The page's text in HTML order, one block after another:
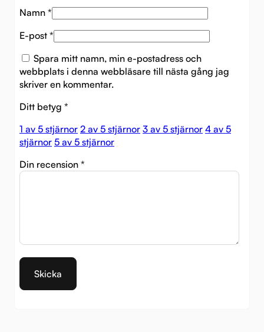
Namn *
E-post *
Spara mitt namn, min e-postadress och
webbplats i denna webbläsare till nästa gång jag
skriver en kommentar.
Ditt betyg *
1 av 5 stjärnor 2 av 5 stjärnor 3 av 5 stjärnor 4 av 5
stjärnor 5 av 5 stjärnor
Din recension *